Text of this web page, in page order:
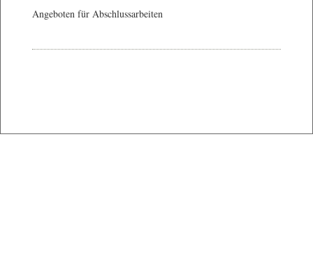
Angeboten für Abschlussarbeiten